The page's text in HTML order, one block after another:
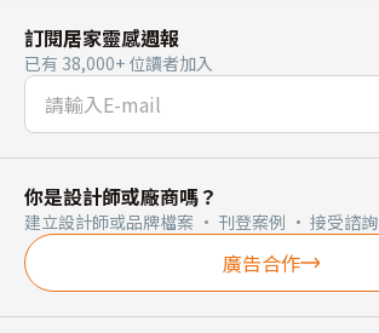
訂閱居家靈感週報
已有 38,000+ 位讀者加入
你是設計師或廠商嗎？
建立設計師或品牌檔案 · 刊登案例 · 接受諮詢
廣告合作